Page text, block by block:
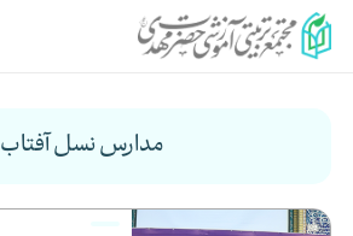
مدارس نسل آفتاب